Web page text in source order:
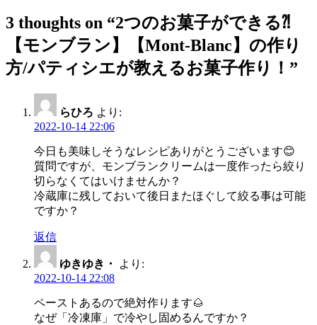
ー
シ
ョ
3 thoughts on “2つのお菓子ができる⁈
【モンブラン】【Mont-Blanc】の作り
方/パティシエが教えるお菓子作り！ ”
らひろ より:
2022-10-14 22:06
今日も美味しそうなレシピありがとうございます😊
質問ですが、モンブランクリームは一度作ったら絞り
切らなくてはいけませんか？
冷蔵庫に残しておいて後日またほぐして絞る事は可能
ですか？
返信
ゆきゆき・
より:
2022-10-14 22:08
ペーストあるので絶対作ります🌰
なぜ「冷凍庫」で冷やし固めるんですか？